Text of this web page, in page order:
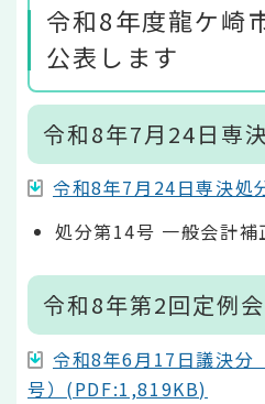
令和8年度龍ケ崎
公表します
令和8年7月24日専
令和8年7月24日専決処
処分第14号 一般会計補
令和8年第2回定例会
令和8年6月17日議決分
号）(PDF:1,819KB)